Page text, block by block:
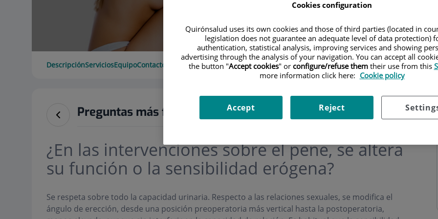
DescripciónServiciosEquipoContacto Datos de interésHorario
Preguntas más frecuentes
¿En las intervenciones sobre el pene, se altera
su función o la sensibilidad erógena?
Se respeta sobre todo la capacidad urinaria. Respecto a las relaciones sexuales, se modifica el
ángulo de erección, desde una posición preoperatoria más vertical hasta la postoperatoria,
Cookies configuration
Quirónsalud uses its own cookies and those of third parties (located in
legislation does not guarantee an adequate level of data protection)
authentication, statistical analysis, improving services and showing
advertising through the analysis of your navigation. You can accept all
the button "Accept cookies" or configure/refuse themtheir use from this
more information click here: Cookie policy
Reject
Accept